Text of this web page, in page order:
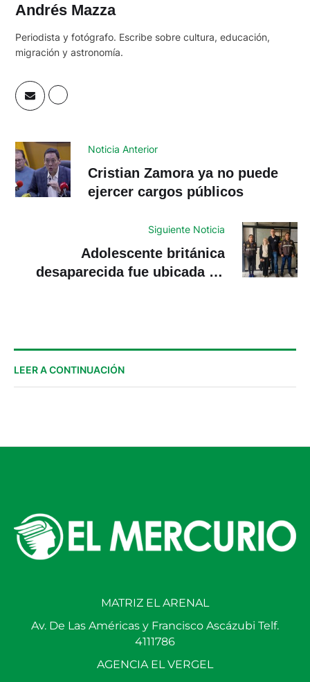
Andrés Mazza
Periodista y fotógrafo. Escribe sobre cultura, educación,
migración y astronomía.
Noticia Anterior
Cristian Zamora ya no puede
ejercer cargos públicos
Siguiente Noticia
Adolescente británica
desaparecida fue ubicada en
LEER A CONTINUACIÓN
MATRIZ EL ARENAL
Av. De Las Américas y Francisco Ascázubi Telf.
4111786
AGENCIA EL VERGEL